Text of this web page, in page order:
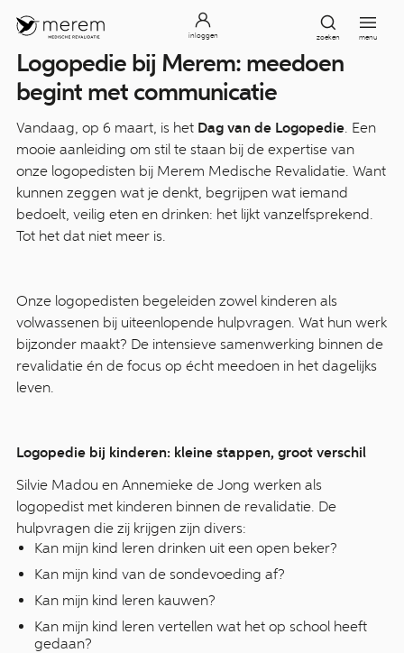
inloggen zoeken menu
Logopedie bij Merem: meedoen
begint met communicatie
Vandaag, op 6 maart, is het Dag van de Logopedie. Een
mooie aanleiding om stil te staan bij de expertise van
onze logopedisten bij Merem Medische Revalidatie. Want
kunnen zeggen wat je denkt, begrijpen wat iemand
bedoelt, veilig eten en drinken: het lijkt vanzelfsprekend.
Tot het dat niet meer is.
Onze logopedisten begeleiden zowel kinderen als
volwassenen bij uiteenlopende hulpvragen. Wat hun werk
bijzonder maakt? De intensieve samenwerking binnen de
revalidatie én de focus op écht meedoen in het dagelijks
leven.
Logopedie bij kinderen: kleine stappen, groot verschil
Silvie Madou en Annemieke de Jong werken als
logopedist met kinderen binnen de revalidatie. De
hulpvragen die zij krijgen zijn divers:
Kan mijn kind leren drinken uit een open beker?
Kan mijn kind van de sondevoeding af?
Kan mijn kind leren kauwen?
Kan mijn kind leren vertellen wat het op school heeft
gedaan?